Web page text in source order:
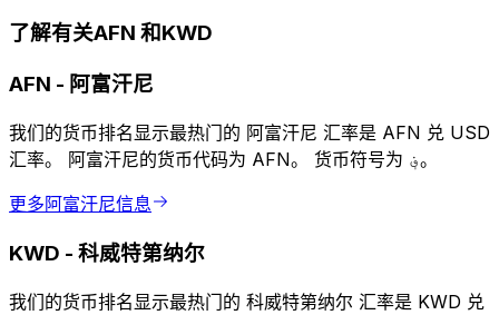
了解有关AFN 和KWD
AFN - 阿富汗尼
我们的货币排名显示最热门的 阿富汗尼 汇率是 AFN 兑 USD
汇率。 阿富汗尼的货币代码为 AFN。 货币符号为 ؋。
更多阿富汗尼信息
KWD - 科威特第纳尔
我们的货币排名显示最热门的 科威特第纳尔 汇率是 KWD 兑